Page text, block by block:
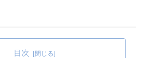
目次